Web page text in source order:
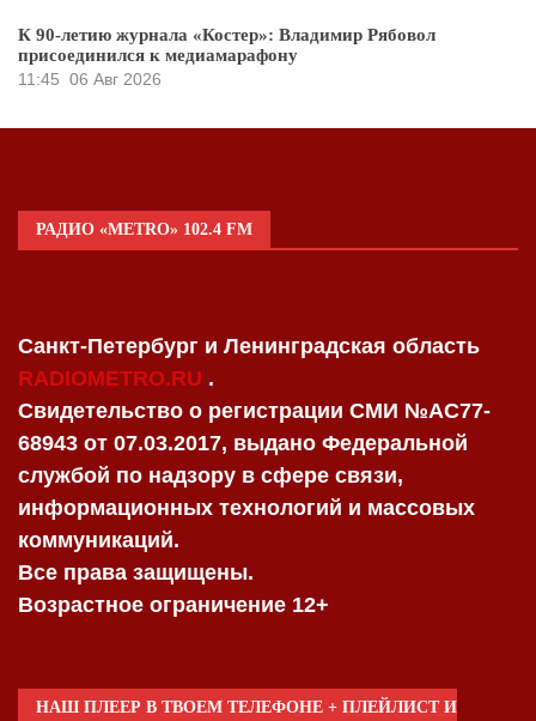
К 90-летию журнала «Костер»: Владимир Рябовол
присоединился к медиамарафону
11:45 06 Авг 2026
РАДИО «METRO» 102.4 FM
Санкт-Петербург и Ленинградская область
RADIOMETRO.RU .
Свидетельство о регистрации СМИ №AC77-
68943 от 07.03.2017, выдано Федеральной
службой по надзору в сфере связи,
информационных технологий и массовых
коммуникаций.
Все права защищены.
Возрастное ограничение 12+
НАШ ПЛЕЕР В ТВОЕМ ТЕЛЕФОНЕ + ПЛЕЙЛИСТ И